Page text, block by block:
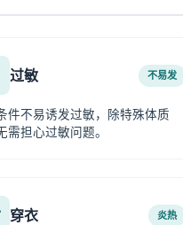
过敏 不易发
件不易诱发过敏，除特殊体质
需担心过敏问题。
穿衣 炎热